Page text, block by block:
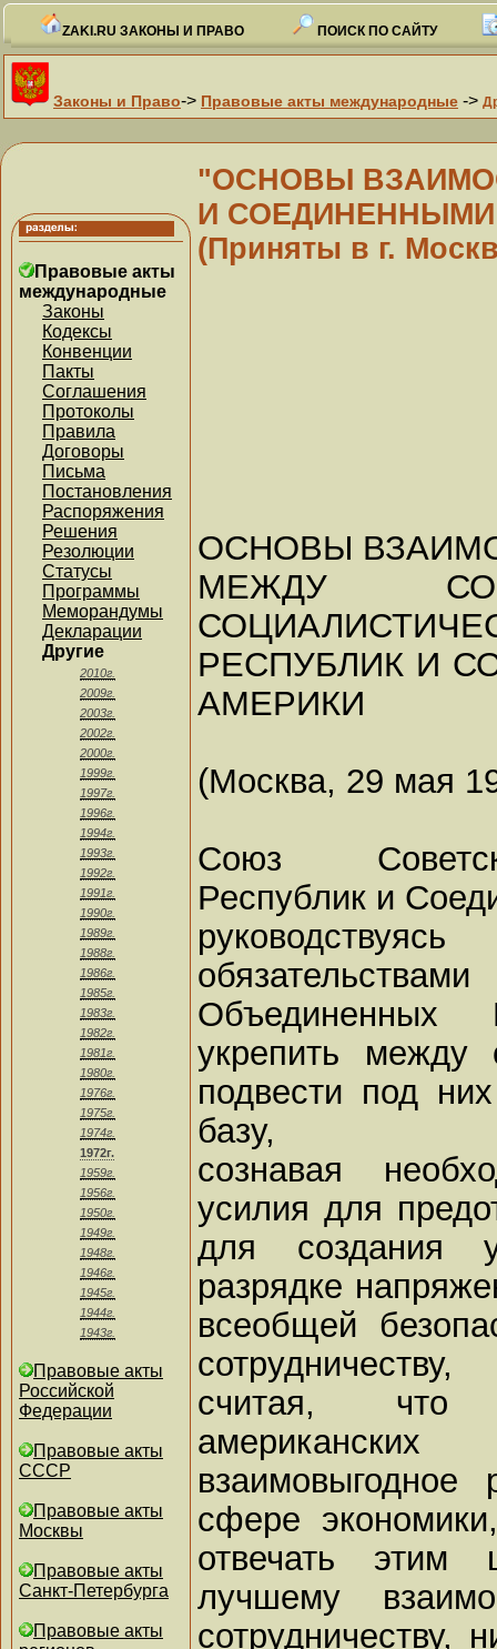
ZAKI.RU ЗАКОНЫ И ПРАВО ПОИСК ПО САЙТУ
Законы и Право-> Правовые акты международные ->
Правовые акты
международные
Законы
Кодексы
Конвенции
Пакты
Соглашения
Протоколы
Правила
Договоры
Письма
Постановления
Распоряжения
Решения
Резолюции
Статусы
Программы
Меморандумы
Декларации
Другие
2010г.
2009г.
2003г.
2002г.
2000г.
1999г.
1997г.
1996г.
1994г.
1993г.
1992г.
1991г.
1990г.
1989г.
1988г.
1986г.
1985г.
1983г.
1982г.
1981г.
1980г.
1976г.
1975г.
1974г.
1972г.
1959г.
1956г.
1950г.
1949г.
1948г.
1946г.
1945г.
1944г.
1943г.
Правовые акты
Российской
Федерации
Правовые акты
СССР
Правовые акты
Москвы
Правовые акты
Санкт-Петербурга
Правовые акты
"ОСНОВЫ
И
(Приняты в г.
ОСНОВЫ
МЕЖДУ
РЕСПУБЛИК И
АМЕРИКИ
(Москва, 29 мая
Союз
Республик и
укрепить
подвести под
базу,
сознавая
усилия для
для создания
разрядке
всеобщей
сотрудничеству,
считая, что
сфере
отвечать этим
лучшему
сотрудничеству,